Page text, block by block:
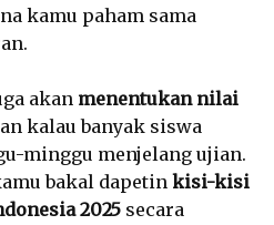
kamu paham sama
akan menentukan nilai
kalau banyak siswa
minggu menjelang ujian.
bakal dapetin kisi-kisi
2025 secara